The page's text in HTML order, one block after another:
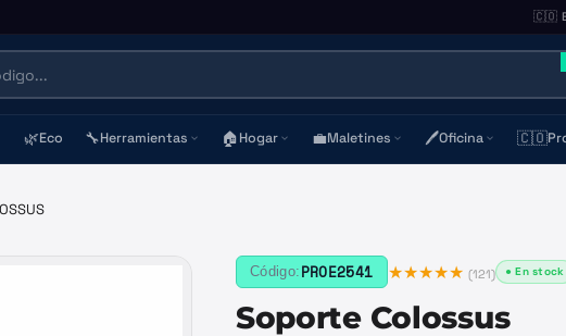
🇨🇴
🌿Eco 🔧Herramientas 🏠Hogar 💼Maletines 🖊️Oficina 🇨🇴
Código: PROE2541 ★★★★★ (121) ● En stock
Soporte Colossus